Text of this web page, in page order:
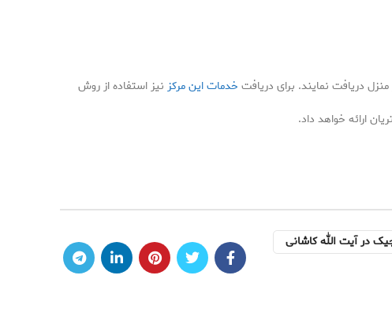
دریافت نمایند. برای دریافت خدمات این مرکز نیز استفاده از روش
ارائه خواهد داد.
در آیت الله کاشانی